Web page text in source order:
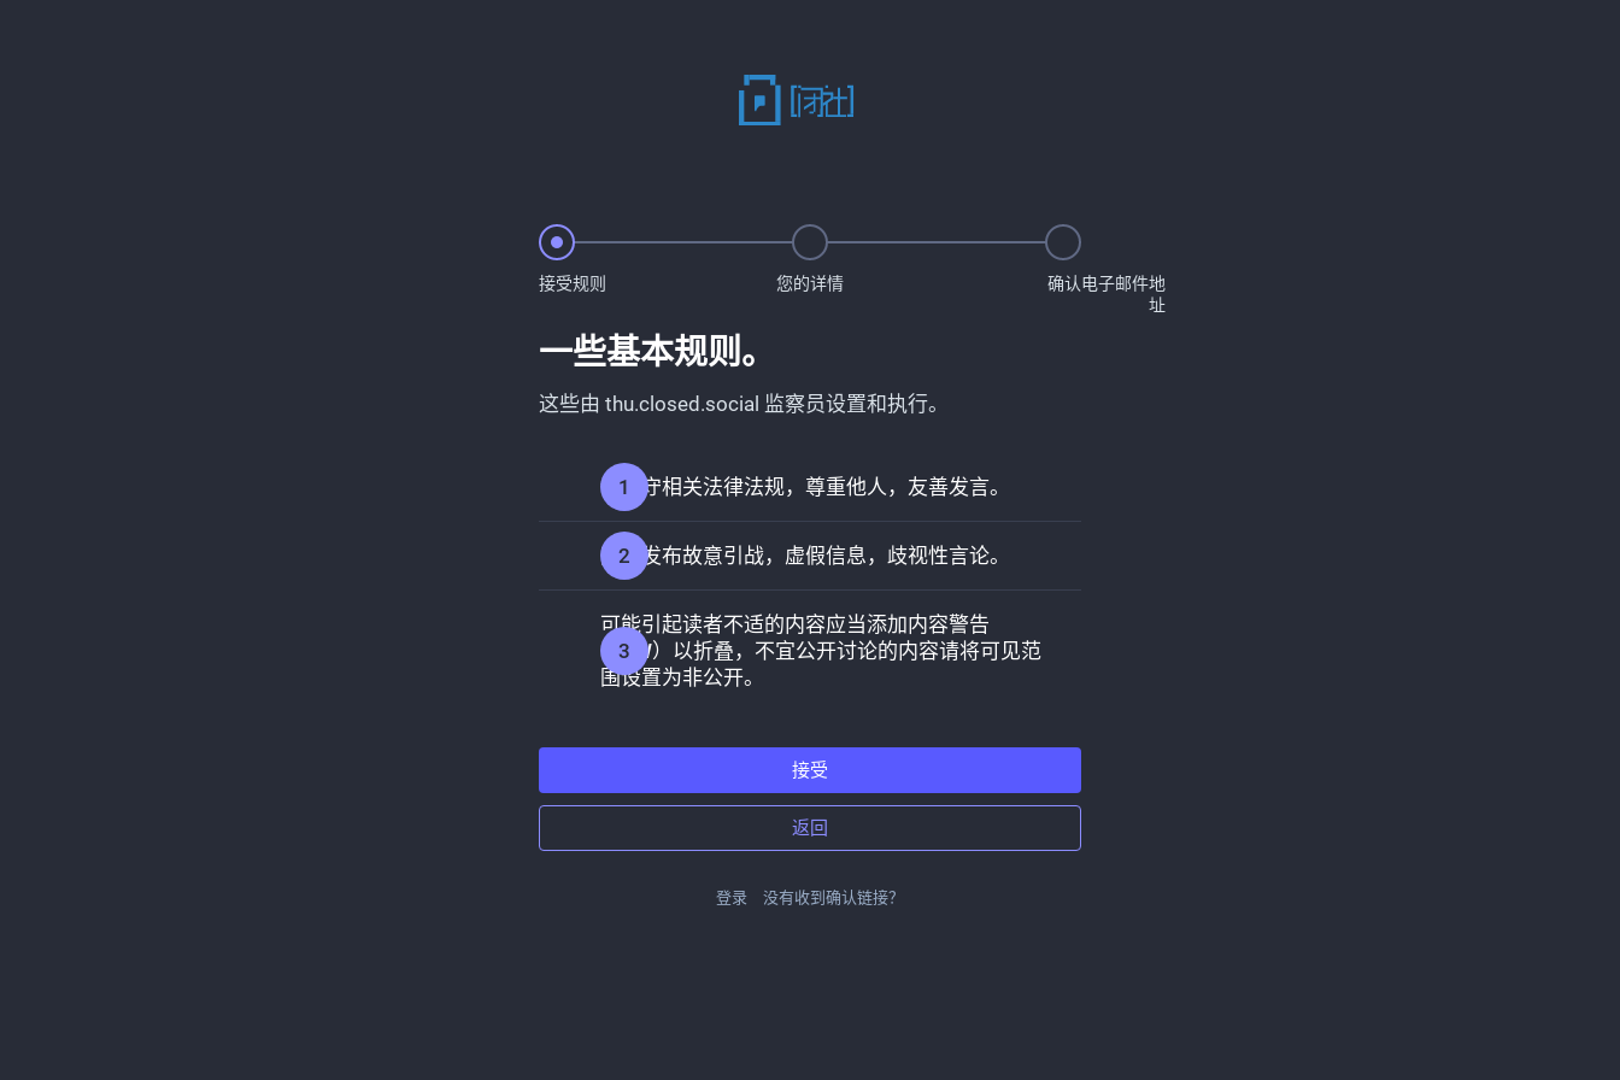
接受规则 您的详情
确认电子邮件地
址
一些基本规则。
这些由 thu.closed.social 监察员设置和执行。
请遵守相关法律法规，尊重他人，友善发言。
禁止发布故意引战，虚假信息，歧视性言论。
可能引起读者不适的内容应当添加内容警告
（CW）以折叠，不宜公开讨论的内容请将可见范
围设置为非公开。
接受
返回
登录 没有收到确认链接？